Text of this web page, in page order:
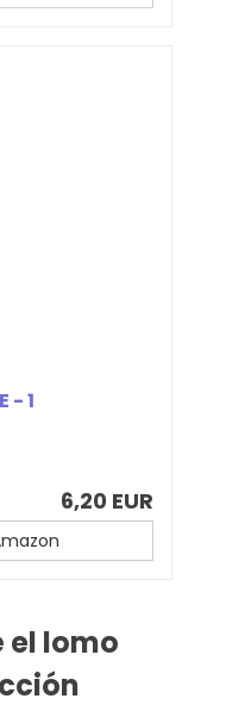
- 1
6,20 EUR
el lomo